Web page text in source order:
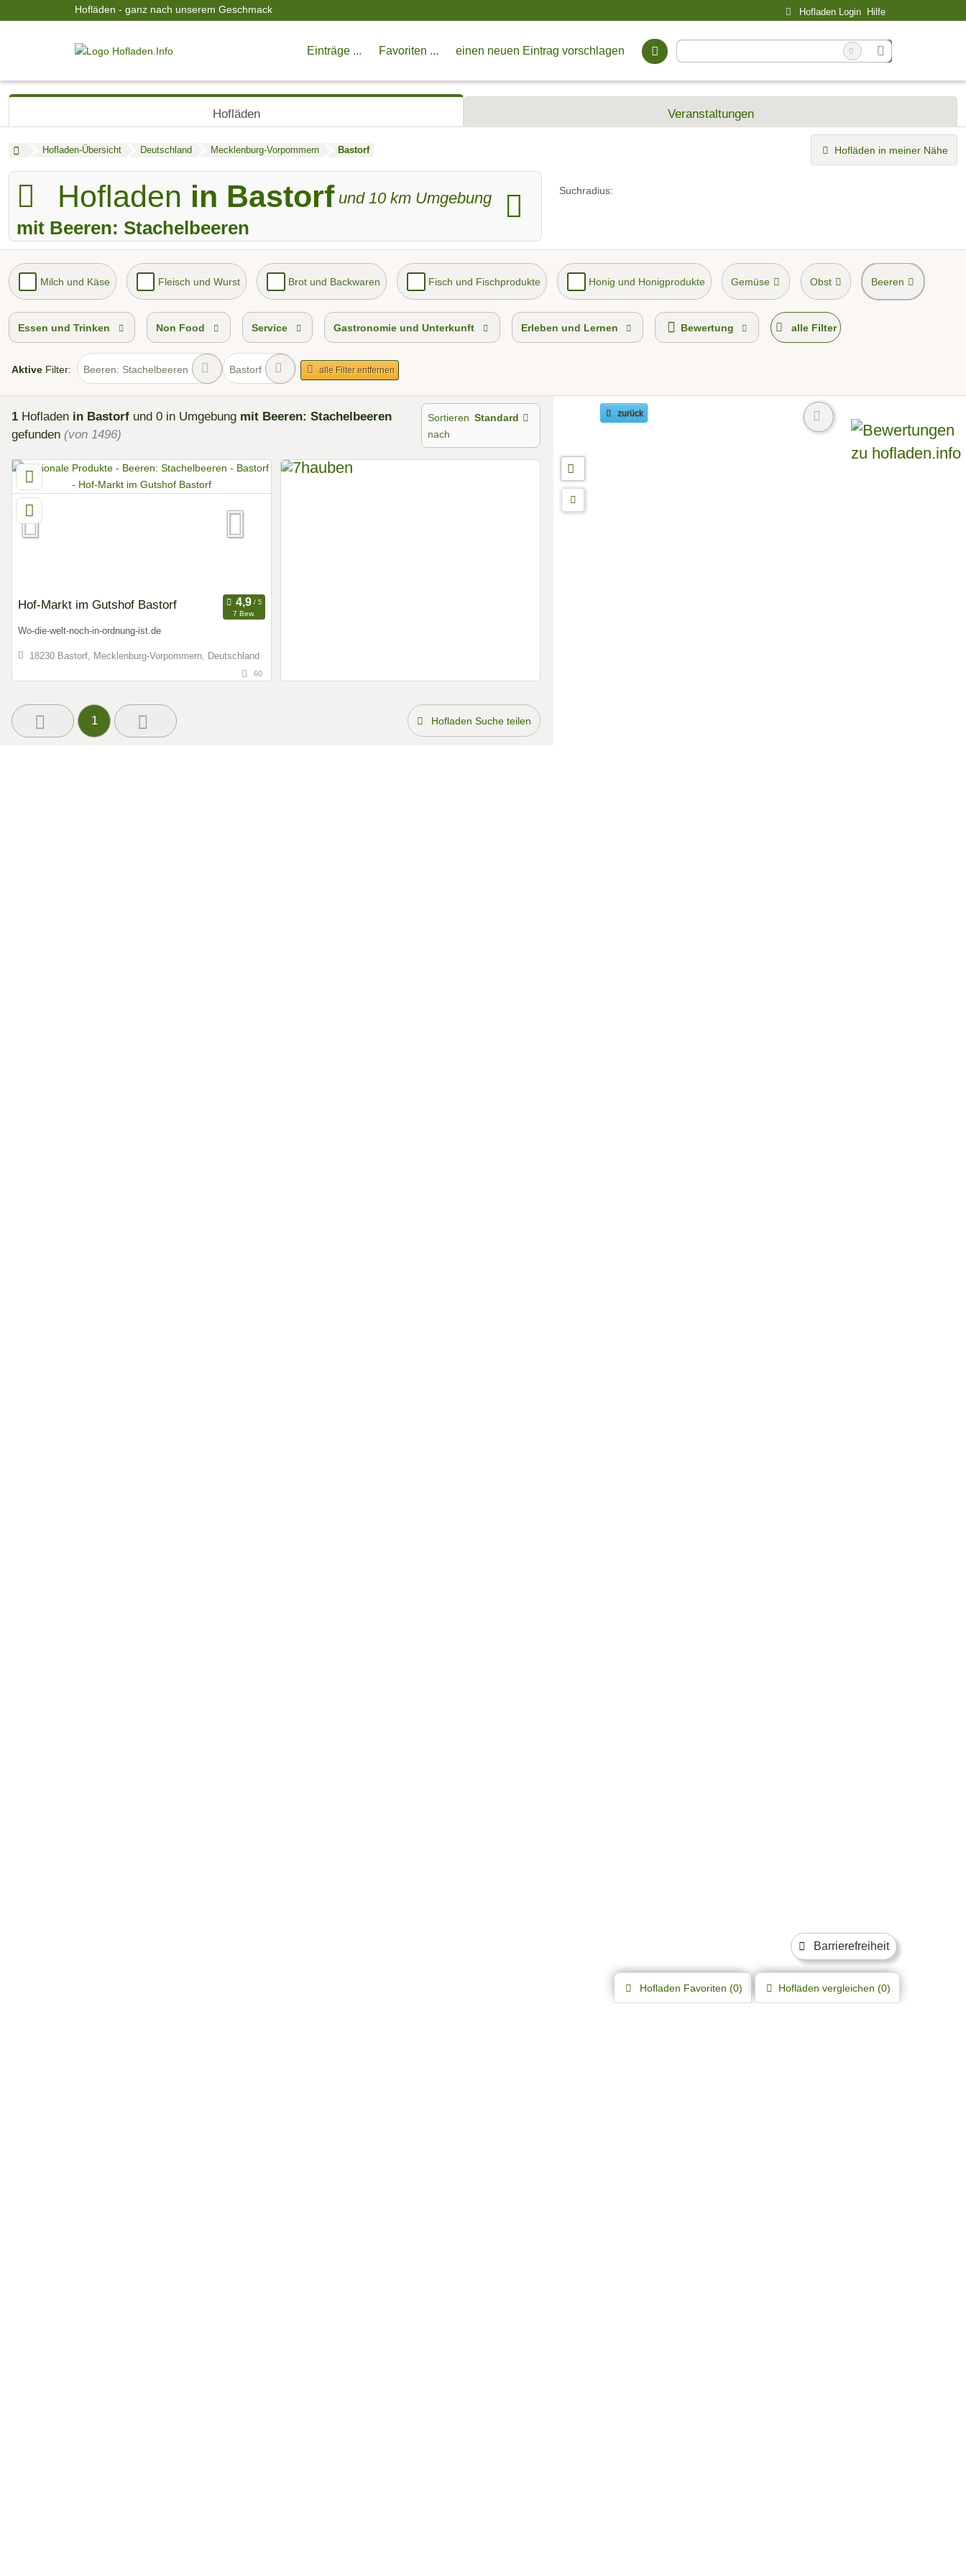
Hofläden - ganz nach unserem Geschmack
Barrierefreiheit
Hofladen Login Hilfe
Einträge ... Favoriten ... einen neuen Eintrag vorschlagen
Hofläden Veranstaltungen
Hofladen-Übersicht Deutschland Mecklenburg-Vorpommern Bastorf Hofläden in meiner Nähe
Hofladen in Bastorfund10 km Umgebung
mit Beeren: Stachelbeeren
Suchradius:
Milch und Käse Fleisch und Wurst Brot und Backwaren Fisch und Fischprodukte Honig und Honigprodukte Gemüse Obst Beeren
Essen und Trinken Non Food Service Gastronomie und Unterkunft Erleben und Lernen Bewertung alle Filter
Aktive Filter: Beeren: Stachelbeeren Bastorf alle Filter entfernen
1 Hofladen in Bastorf und 0 in Umgebung mit Beeren: Stachelbeeren
gefunden (von 1496)
Sortieren
nach
Standard
Hof-Markt im Gutshof Bastorf
7 Bew.
Wo-die-welt-noch-in-ordnung-ist.de
18230 Bastorf, Mecklenburg-Vorpommern, Deutschland
60
1 Hofladen Suche teilen
Hofladen Favoriten (0) Hofläden vergleichen (0)
zurück